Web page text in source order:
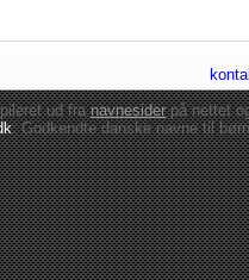
ud franavnesiderpå nettet
: Godkendte danskenavne til børn